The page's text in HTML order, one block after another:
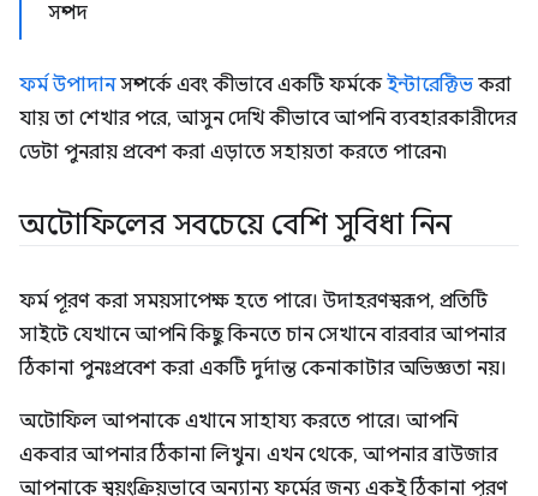
সম্পদ
ফর্ম উপাদানসম্পর্কে এবং কীভাবে একটি ফর্মকেইন্টারেক্টিভ করা
যায় তা শেখার পরে, আসুন দেখি কীভাবে আপনি ব্যবহারকারীদের
ডেটা পুনরায় প্রবেশ করা এড়াতে সহায়তা করতে পারেন৷
অটোফিলের সবচেয়ে বেশি সুবিধা নিন
ফর্ম পূরণ করা সময়সাপেক্ষ হতে পারে। উদাহরণস্বরূপ, প্রতিটি
সাইটে যেখানে আপনি কিছু কিনতে চান সেখানে বারবার আপনার
ঠিকানা পুনঃপ্রবেশ করা একটি দুর্দান্ত কেনাকাটার অভিজ্ঞতা নয়।
অটোফিল আপনাকে এখানে সাহায্য করতে পারে। আপনি
একবার আপনার ঠিকানা লিখুন। এখন থেকে, আপনার ব্রাউজার
আপনাকে স্বয়ংক্রিয়ভাবে অন্যান্য ফর্মের জন্য একই ঠিকানা পূরণ